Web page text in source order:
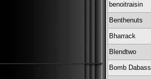
benoitraisin
Benthenuts
Bharrack
Blendtwo
Bomb Dabass